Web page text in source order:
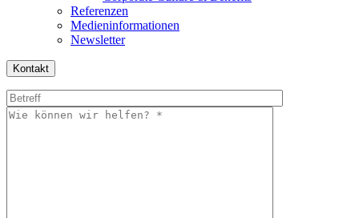
Referenzen
Medieninformationen
Newsletter
Kontakt